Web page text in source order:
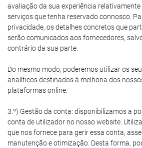
avaliação da sua experiência
serviços que tenha reservado connosco.
privacidade, os detalhes concretos que
serão comunicados aos fornecedores,
contrário da sua parte.
Do mesmo modo, poderemos utilizar os
analíticos destinados à melhoria dos
plataformas online.
3.º) Gestão da conta: disponibilizamos a
conta de utilizador no nosso website.
que nos fornece para gerir essa conta,
manutenção e otimização. Desta forma,